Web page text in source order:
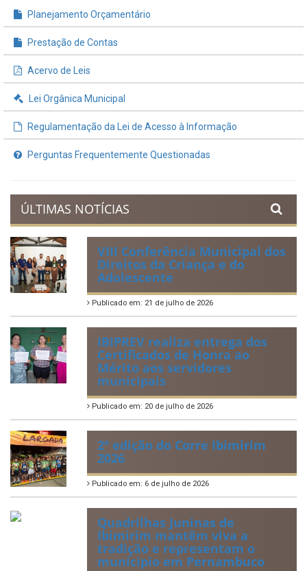
Planejamento Orçamentário
Prestação de Contas
Acervo de Leis
Lei Orgânica Municipal
Regulamentação da Lei de Acesso à Informação
Perguntas Frequentemente Questionadas
ÚLTIMAS NOTÍCIAS
VIII Conferência Municipal dos
Direitos da Criança e do
Adolescente
Publicado em: 21 de julho de 2026
IBIPREV realiza entrega dos
Certificados de Honra ao
Mérito aos servidores
municipais
Publicado em: 20 de julho de 2026
2ª edição do Corre Ibimirim
2026
Publicado em: 6 de julho de 2026
Quadrilhas Juninas de
Ibimirim mantêm viva a
tradição e representam o
munícipio em Pernambuco